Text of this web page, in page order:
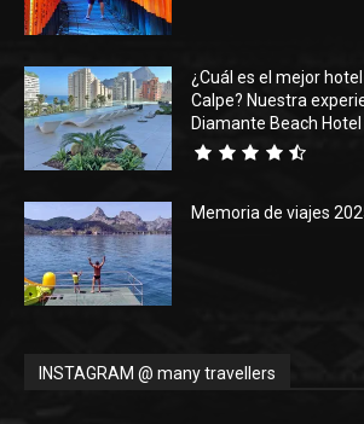
¿Cuál es el mejor
Calpe? Nuestra
Diamante Beach Hotel
Memoria de viajes
INSTAGRAM @ many travellers